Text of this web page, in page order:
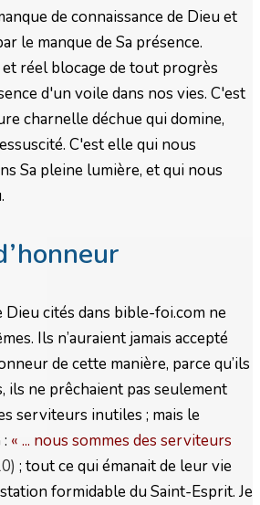
de connaissance de Dieu et
le manque de Sa présence.
et réel blocage de tout progrès
d'un voile dans nos vies. C'est
charnelle déchue qui domine,
C'est elle qui nous
Sa pleine lumière, et qui nous
Dieu cités dans bible-foi.com ne
Ils n’auraient jamais accepté
de cette manière, parce qu’ils
ils ne prêchaient pas seulement
serviteurs inutiles ; mais le
« ... nous sommes des serviteurs
; tout ce qui émanait de leur vie
formidable du Saint-Esprit. Je